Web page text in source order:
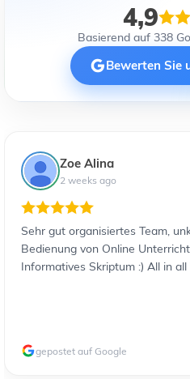
4,9
Basierend auf 338
Bewerten Sie
Zoe Alina
2 weeks ago
Sehr gut organisiertes Team,
Bedienung von Online Unterricht,
Informatives Skriptum :) All in all
gepostet auf Google